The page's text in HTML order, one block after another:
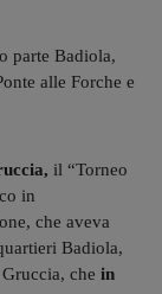
parte Badiola,
alle Forche e
il “Torneo
in
che aveva
Badiola,
che in